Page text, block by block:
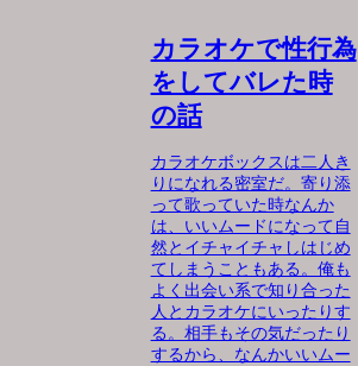
カラオケで性行為
をしてバレた時
の話
カラオケボックスは二人き
りになれる密室だ。寄り添
って歌っていた時なんか
は、いいムードになって自
然とイチャイチャしはじめ
てしまうこともある。俺も
よく出会い系で知り合った
人とカラオケにいったりす
る。相手もその気だったり
するから、なんかいいムー